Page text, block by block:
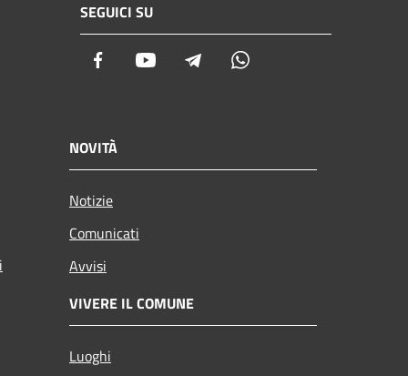
SEGUICI SU
Facebook Youtube Telegram
NOVITÀ
Notizie
Comunicati
Avvisi
VIVERE IL COMUNE
Luoghi